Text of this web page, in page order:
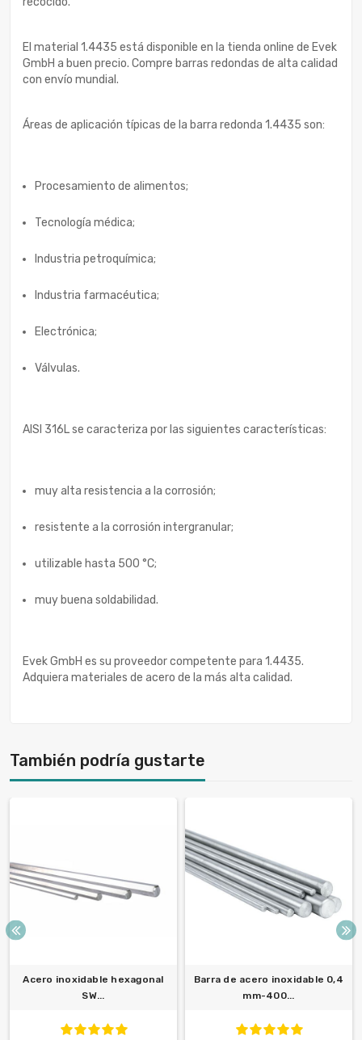
El material 1.4435 está disponible en la tienda online de Evek
GmbH a buen precio. Compre barras redondas de alta calidad
con envío mundial.
Áreas de aplicación típicas de la barra redonda 1.4435 son:
Procesamiento de alimentos;
Tecnología médica;
Industria petroquímica;
Industria farmacéutica;
Electrónica;
Válvulas.
AISI 316L se caracteriza por las siguientes características:
muy alta resistencia a la corrosión;
resistente a la corrosión intergranular;
utilizable hasta 500 °C;
muy buena soldabilidad.
Evek GmbH es su proveedor competente para 1.4435.
Adquiera materiales de acero de la más alta calidad.
También podría gustarte
Acero inoxidable hexagonal
SW...
Barra de acero inoxidable 0,4
mm-400...